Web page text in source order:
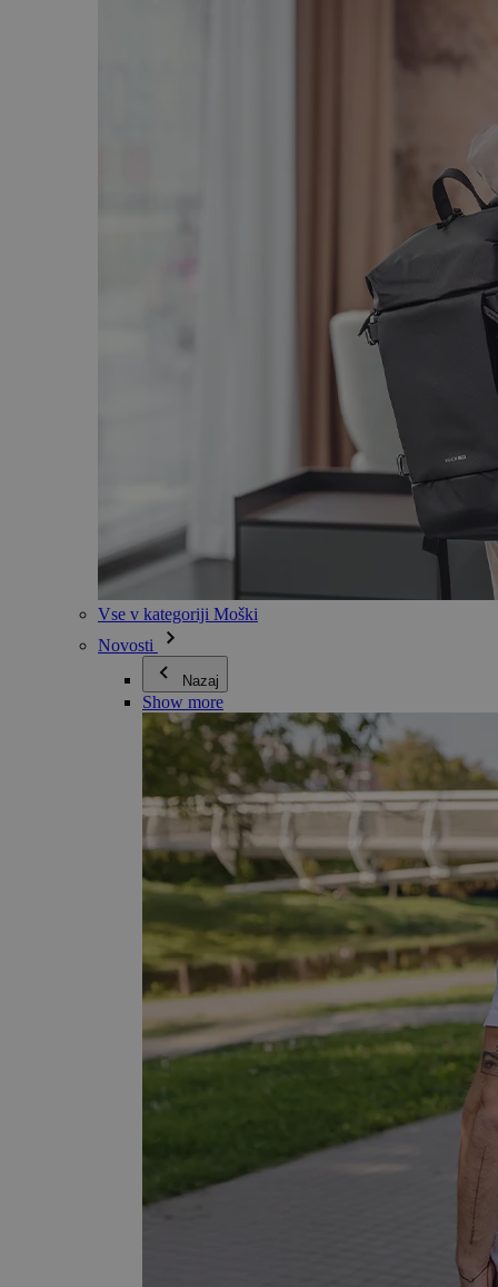
Vse v kategoriji Moški
Novosti
Nazaj
Show more